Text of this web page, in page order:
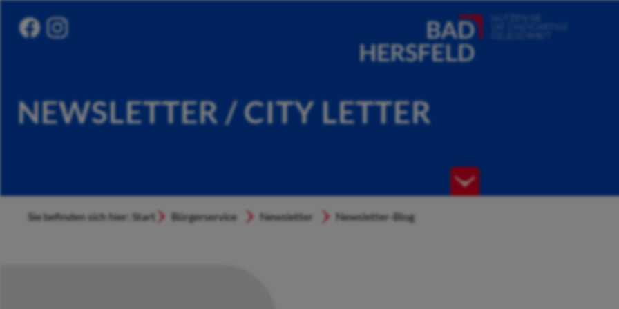
NEWSLETTER / CITY LETTER
Sie befinden sich hier: Start Bürgerservice Newsletter Newsletter-Blog